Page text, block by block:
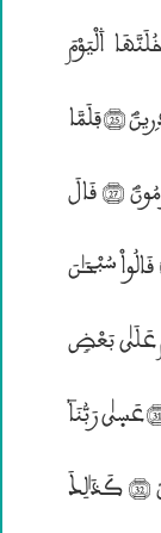
فَانطَلَقُواْ وَهُمْ يَتَخَـٰفَتُونَ (23) أَن لاَّ يَدْخُلَنَّهَا ۰لْيَوْمَ
عَلَيْكُم مِّسْكِينٌؐ (24) وَغَدَوْاْ عَلَيٰ حَرْدٍ قَـٰدِرۣينَؐ (25) فَلَمَّا
رَأَوْهَا قَالُوٓاْ إِنَّا لَضَآلُّونَ (26) بَـلْ نَحْنُ مَحْرُومُونَؐ (27) قَالَ
أَلَمَ اَقُــل لَّكُمْ لَوْلاَ تُسَبِّحُونَؐ (28) قَالُواْ سُبْحَـٰنَ
بَعْضُهُمْ عَلَيٰ بَعْضٍ
يَتَچَوَمُونَؐ (30) قَالُواْ يَـٰوَيْلَنَآ إِنَّاكُنَّا طَـٰغِينَ (31) عَسۭيٰ رَبُّنَآ
أَنْ يُّبَدِّلَنَا خَيْراً مِّنْهَآ إِنَّآ إِلَيٰ رَبِّنَا رَ؛غِبُونَؐ (32) كَذَ؛لِــكَ